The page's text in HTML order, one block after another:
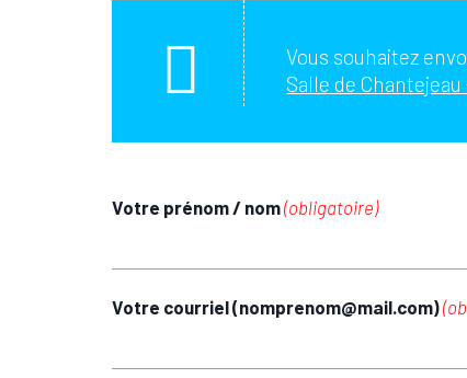
Vous souhaitez
Salle de
Votre prénom / nom(obligatoire)
Votre courriel (nomprenom@mail.com)